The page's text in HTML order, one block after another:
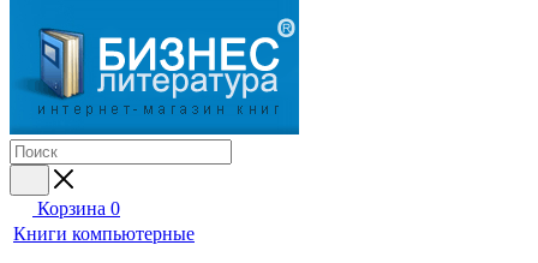
Корзина 0
Книги компьютерные